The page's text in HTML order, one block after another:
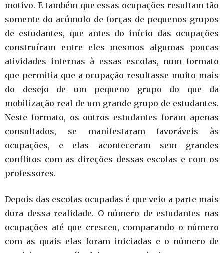
motivo. E também que essas ocupações resultam tão
somente do acúmulo de forças de pequenos grupos
de estudantes, que antes do início das ocupações
construíram entre eles mesmos algumas poucas
atividades internas à essas escolas, num formato
que permitia que a ocupação resultasse muito mais
do desejo de um pequeno grupo do que da
mobilização real de um grande grupo de estudantes.
Neste formato, os outros estudantes foram apenas
consultados, se manifestaram favoráveis às
ocupações, e elas aconteceram sem grandes
conflitos com as direções dessas escolas e com os
professores.
Depois das escolas ocupadas é que veio a parte mais
dura dessa realidade. O número de estudantes nas
ocupações até que cresceu, comparando o número
com as quais elas foram iniciadas e o número de